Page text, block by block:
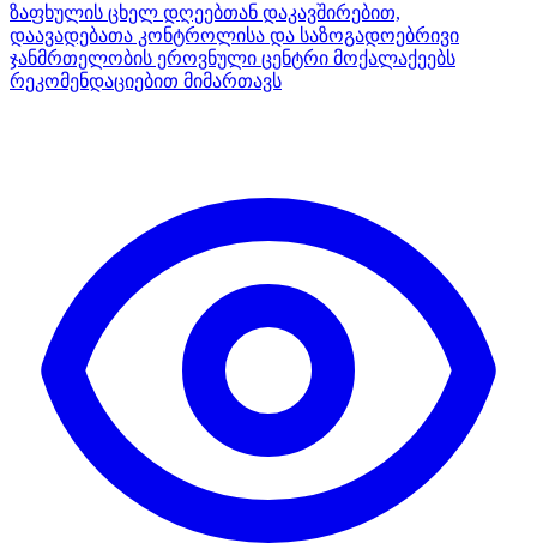
ზაფხულის ცხელ დღეებთან დაკავშირებით,
დაავადებათა კონტროლისა და საზოგადოებრივი
ჯანმრთელობის ეროვნული ცენტრი მოქალაქეებს
რეკომენდაციებით მიმართავს